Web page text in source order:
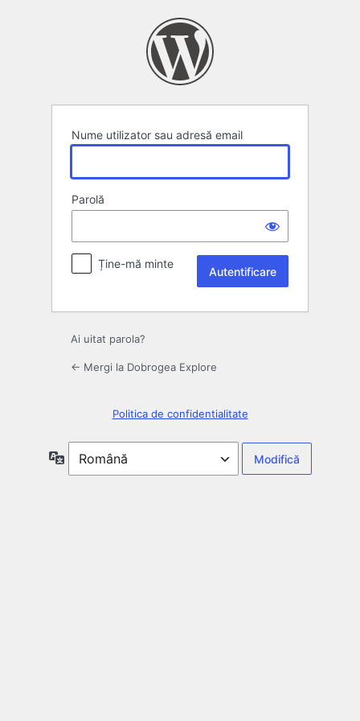
Nume utilizator sau adresă email
Parolă
Ține-mă minte
Ai uitat parola?
← Mergi la Dobrogea Explore
Politica de confidentialitate
Limbă